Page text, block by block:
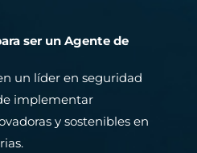
ser un Agente de
un líder en seguridad
implementar
y sostenibles en